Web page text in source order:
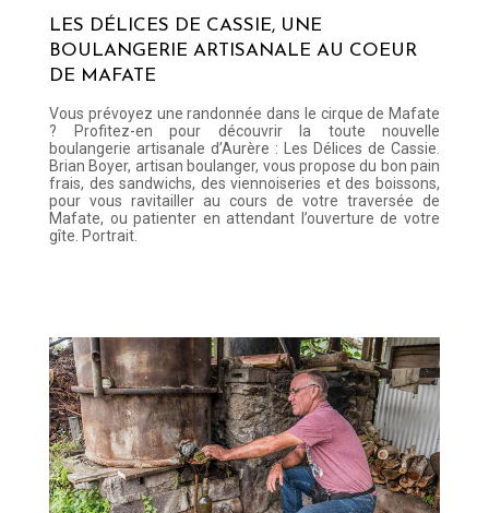
LES DÉLICES DE CASSIE, UNE
BOULANGERIE ARTISANALE AU COEUR
DE MAFATE
Vous prévoyez une randonnée dans le cirque de Mafate
? Profitez-en pour découvrir la toute nouvelle
boulangerie artisanale d’Aurère : Les Délices de Cassie.
Brian Boyer, artisan boulanger, vous propose du bon pain
frais, des sandwichs, des viennoiseries et des boissons,
pour vous ravitailler au cours de votre traversée de
Mafate, ou patienter en attendant l’ouverture de votre
gîte. Portrait.